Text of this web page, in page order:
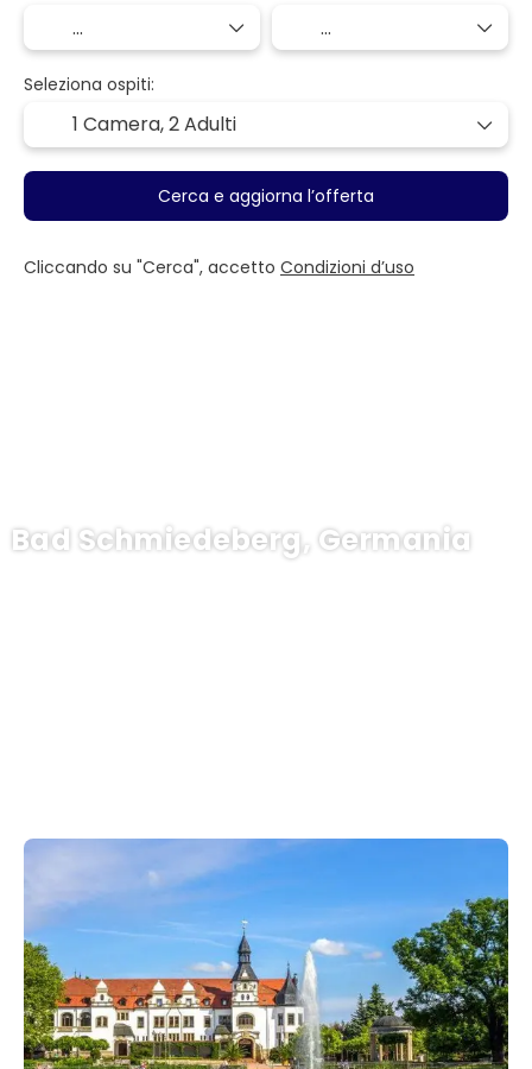
Bad Schmiedeberg, Germania
Seleziona ospiti:
1 Camera,2 Adulti
Cerca e aggiorna l’offerta
Cliccando su "Cerca", accetto Condizioni d’uso